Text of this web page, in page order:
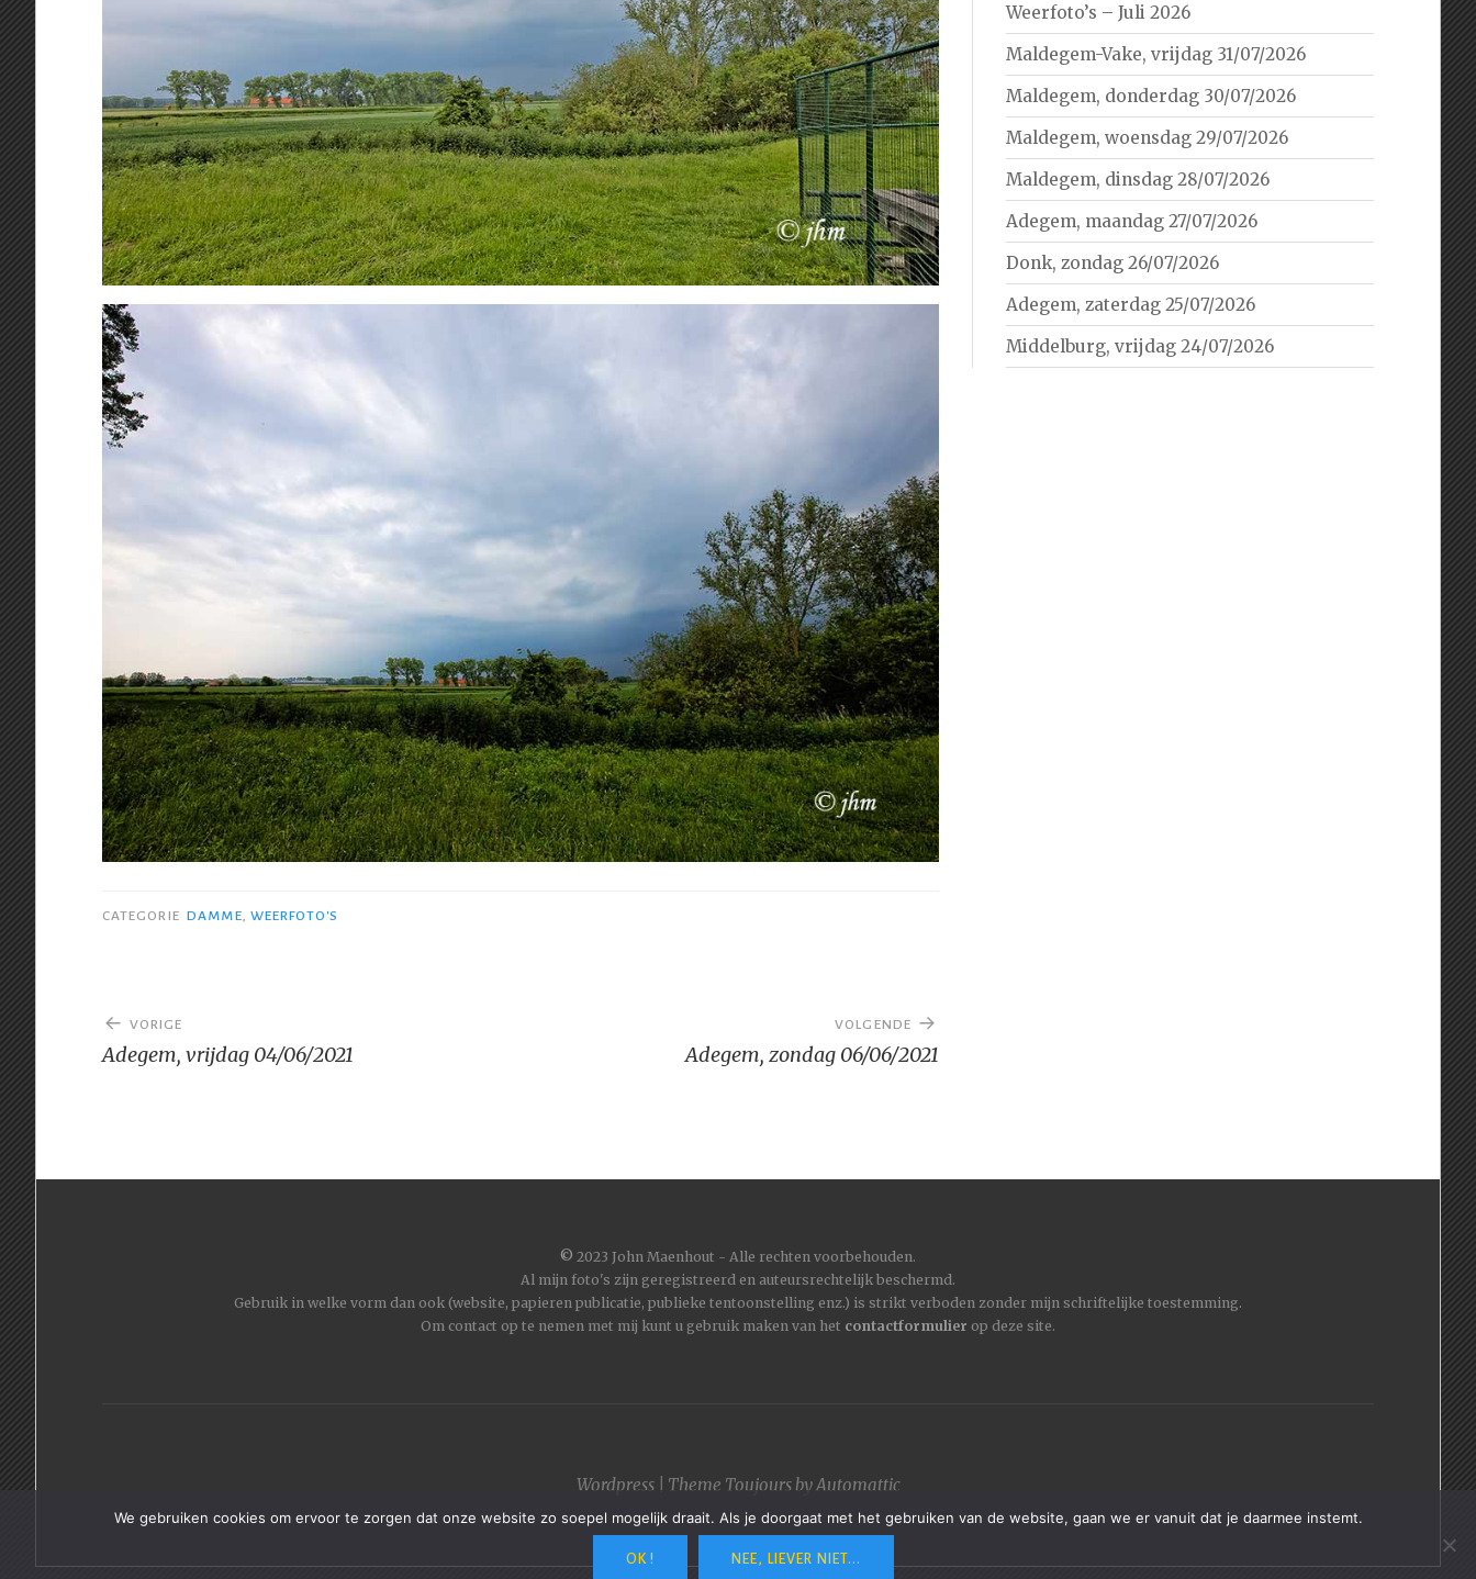
CATEGORIE DAMME, WEERFOTO'S
Bericht
navigatie
VORIGE
Adegem, vrijdag 04/06/2021
VOLGENDE
Adegem, zondag 06/06/2021
Weerfoto’s – Juli 2026
Maldegem-Vake, vrijdag 31/07/2026
Maldegem, donderdag 30/07/2026
Maldegem, woensdag 29/07/2026
Maldegem, dinsdag 28/07/2026
Adegem, maandag 27/07/2026
Donk, zondag 26/07/2026
Adegem, zaterdag 25/07/2026
Middelburg, vrijdag 24/07/2026
© 2023 John Maenhout - Alle rechten voorbehouden.
Al mijn foto's zijn geregistreerd en auteursrechtelijk beschermd.
Gebruik in welke vorm dan ook (website, papieren publicatie, publieke tentoonstelling enz.) is strikt verboden zonder mijn schriftelijke toestemming.
Om contact op te nemen met mij kunt u gebruik maken van het contactformulier op deze site.
Wordpress| Theme ToujoursbyAutomattic
We gebruiken cookies om ervoor te zorgen dat onze website zo soepel mogelijk draait. Als je doorgaat met het gebruiken van de website, gaan we er vanuit dat je daarmee instemt.
OK ! NEE, LIEVER NIET...